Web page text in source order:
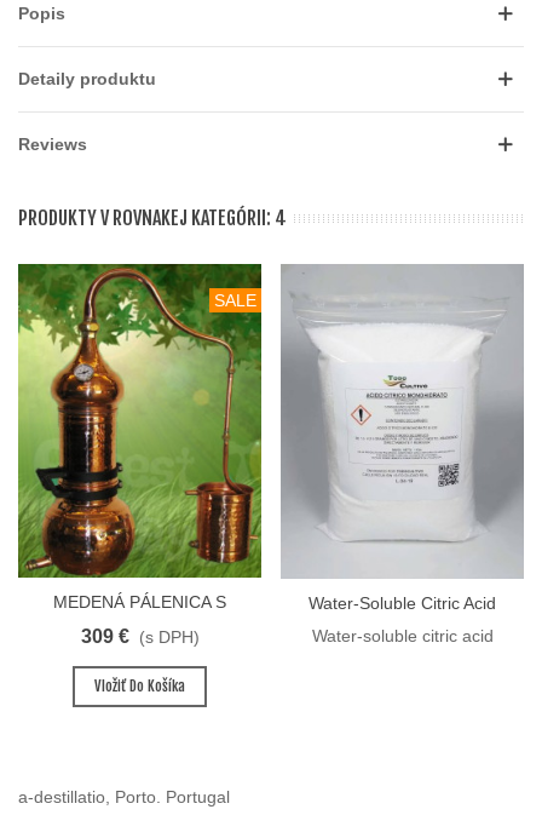
Popis
Detaily produktu
Reviews
PRODUKTY V ROVNAKEJ KATEGÓRII: 4
SALE
MEDENÁ PÁLENICA S
AROMAVEŽOU PREMIUM 10
L
309 € (s DPH)
Vložiť Do Košíka
Water-Soluble Citric Acid
Water-soluble citric acid
a-destillatio, Porto. Portugal